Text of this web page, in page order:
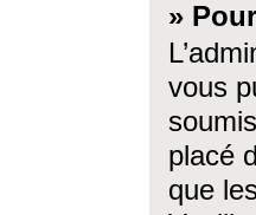
»
vous
placé
que